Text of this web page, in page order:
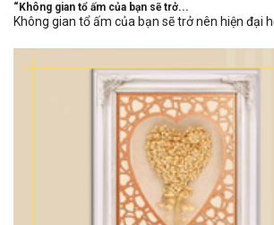
“Không gian tổ ấm của bạn sẽ trở...
Không gian tổ ấm của bạn sẽ trở nên hiện đại